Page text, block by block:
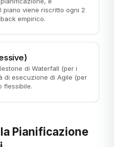
piano viene riscritto ogni 2
empirico.
di Waterfall (per i
di esecuzione di Agile (per
flessibile.
Pianificazione